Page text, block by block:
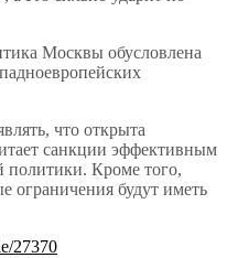
Москвы обусловлена
что открыта
санкции эффективным
политики. Кроме того,
ограничения будут иметь
27370